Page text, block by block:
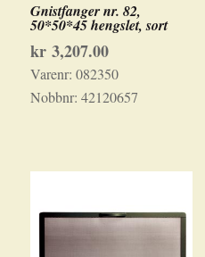
Gnistfanger nr. 82,
50*50*45 hengslet, sort
kr3,207.00
Varenr: 082350
Nobbnr: 42120657